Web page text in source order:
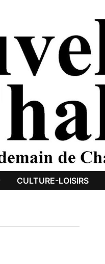
CULTURE-LOISIRS